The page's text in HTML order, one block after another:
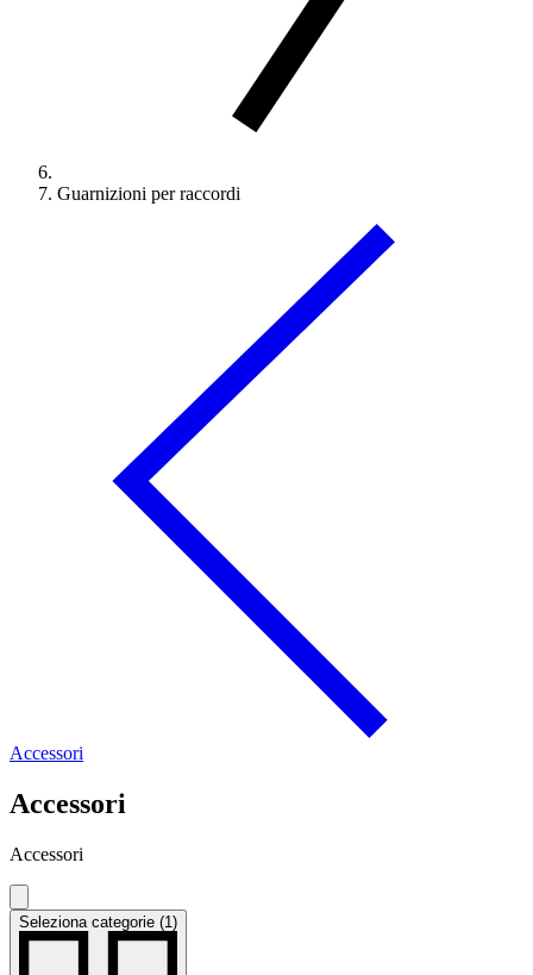
Guarnizioni per raccordi
Accessori
Accessori
Accessori
Seleziona categorie (1)